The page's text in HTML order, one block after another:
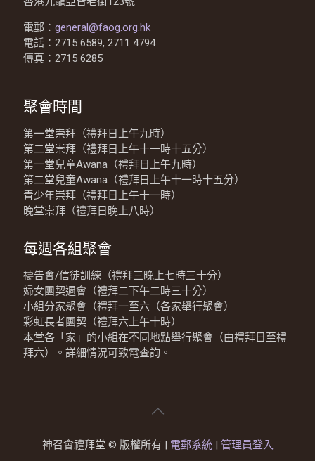
電郵： general@faog.org.hk
電話：2715 6589, 2711 4794
傳真：2715 6285
聚會時間
第一堂崇拜（禮拜日上午九時）
第二堂崇拜（禮拜日上午十一時十五分）
第一堂兒童Awana（禮拜日上午九時）
第二堂兒童Awana（禮拜日上午十一時十五分）
青少年崇拜（禮拜日上午十一時）
晚堂崇拜（禮拜日晚上八時）
每週各組聚會
禱告會/信徒訓練（禮拜三晚上七時三十分）
婦女團契週會（禮拜二下午二時三十分）
小組分家聚會（禮拜一至六（各家舉行聚會）
彩虹長者團契（禮拜六上午十時）
本堂各「家」的小組在不同地點舉行聚會（由禮拜日至禮
拜六）。詳細情況可致電查詢。
神召會禮拜堂 © 版權所有 | 電郵系統 | 管理員登入